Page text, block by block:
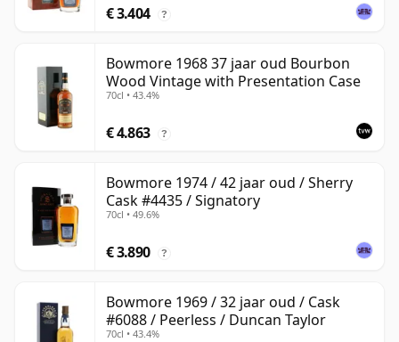
€ 3.404 ?
Bowmore 1968 37 jaar oud Bourbon
Wood Vintage with Presentation Case
70cl • 43.4%
€ 4.863 ?
Bowmore 1974 / 42 jaar oud / Sherry
Cask #4435 / Signatory
70cl • 49.6%
€ 3.890 ?
Bowmore 1969 / 32 jaar oud / Cask
#6088 / Peerless / Duncan Taylor
70cl • 43.4%